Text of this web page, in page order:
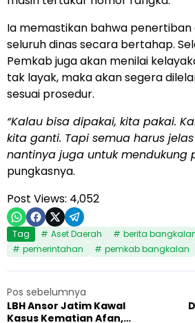
Ia memastikan bahwa
seluruh dinas secara bertahap.
Pemkab juga akan menilai
tak layak, maka akan segera
sesuai prosedur.
“Kalau bisa dipakai, kita pakai.
kita ganti. Tapi semua harus
nantinya juga untuk mendukung
pungkasnya.
Post Views: 4,052
Tag Aset Daerah berita
pemerintahan
pemkab bangkalan
Pos sebelumnya
LBH Ansor Jatim Kawal
Kasus Kematian Afan,